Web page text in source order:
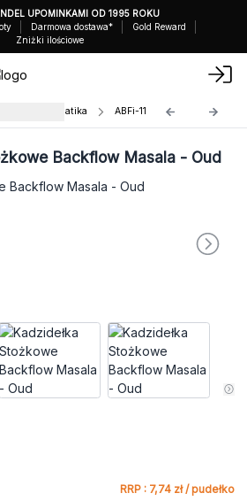
UPOMINKAMI OD 1995 ROKU
Darmowa dostawa*
Gold Reward
Zniżki ilościowe
Masala Aromatika ABFi-11
Backflow Masala - Oud
RRP : 7,74 zł / pudełko